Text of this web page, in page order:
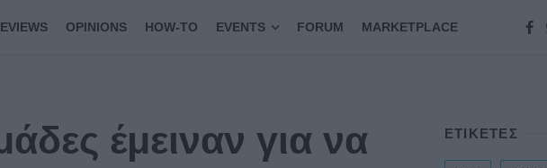
OPINIONS HOW-TO EVENTS FORUM MARKETPLACE
έμειναν για να
ΕΤΙΚΕΤΕΣ